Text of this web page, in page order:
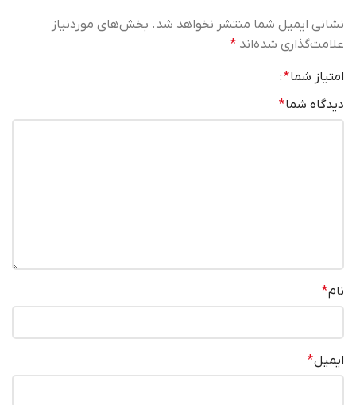
نشانی ایمیل شما منتشر نخواهد شد. بخش‌های موردنیاز
علامت‌گذاری شده‌اند*
امتیاز شما*
دیدگاه شما*
نام*
ایمیل*